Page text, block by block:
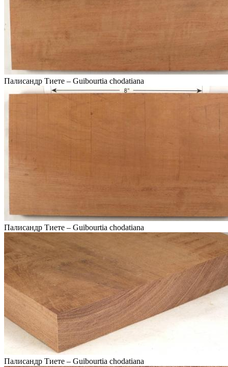
Палисандр Тиете – Guibourtia chodatiana
Палисандр Тиете – Guibourtia chodatiana
Палисандр Тиете – Guibourtia chodatiana